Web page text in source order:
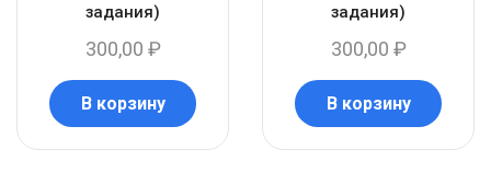
задания)
300,00 ₽
В корзину
задания)
300,00 ₽
В корзину